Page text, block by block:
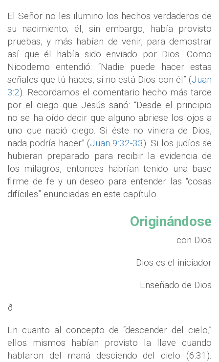
El Señor no les ilumino los hechos verdaderos de
su nacimiento; él, sin embargo, había provisto
pruebas, y más habían de venir, para demostrar
así que él había sido enviado por Dios. Como
Nicodemo entendió: “Nadie puede hacer estas
señales que tú haces, si no está Dios con él” (Juan
3:2). Recordamos el comentario hecho más tarde
por el ciego que Jesús sanó: “Desde el principio
no se ha oído decir que alguno abriese los ojos a
uno que nació ciego. Si éste no viniera de Dios,
nada podría hacer” (Juan 9:32-33). Si los judíos se
hubieran preparado para recibir la evidencia de
los milagros, entonces habrían tenido una base
firme de fe y un deseo para entender las “cosas
difíciles” enunciadas en este capítulo.
Originándose
con Dios
Dios es el iniciador
Enseñado de Dios
ð
En cuanto al concepto de “descender del cielo,”
ellos mismos habían provisto la llave cuando
hablaron del maná desciendo del cielo (6:31).